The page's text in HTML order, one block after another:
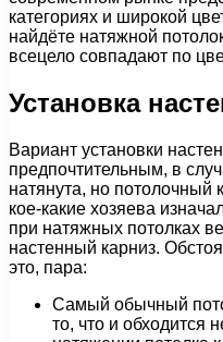
категориях и широкой
найдёте натяжной
всецело совпадают по
Установка
Вариант установки
предпочтительным, в
натянута, но потолочный
кое-какие хозяева
при натяжных потолках
настенный карниз.
это, пара:
Самый обычный
то, что и обходится